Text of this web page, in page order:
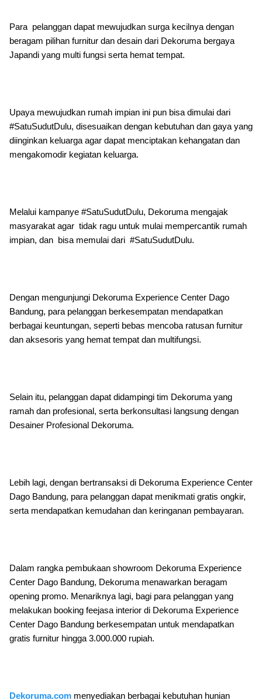
Para pelanggan dapat mewujudkan surga kecilnya dengan
beragam pilihan furnitur dan desain dari Dekoruma bergaya
Japandi yang multi fungsi serta hemat tempat.
Upaya mewujudkan rumah impian ini pun bisa dimulai dari
#SatuSudutDulu, disesuaikan dengan kebutuhan dan gaya yang
diinginkan keluarga agar dapat menciptakan kehangatan dan
mengakomodir kegiatan keluarga.
Melalui kampanye #SatuSudutDulu, Dekoruma mengajak
masyarakat agar tidak ragu untuk mulai mempercantik rumah
impian, dan bisa memulai dari #SatuSudutDulu.
Dengan mengunjungi Dekoruma Experience Center Dago
Bandung, para pelanggan berkesempatan mendapatkan
berbagai keuntungan, seperti bebas mencoba ratusan furnitur
dan aksesoris yang hemat tempat dan multifungsi.
Selain itu, pelanggan dapat didampingi tim Dekoruma yang
ramah dan profesional, serta berkonsultasi langsung dengan
Desainer Profesional Dekoruma.
Lebih lagi, dengan bertransaksi di Dekoruma Experience Center
Dago Bandung, para pelanggan dapat menikmati gratis ongkir,
serta mendapatkan kemudahan dan keringanan pembayaran.
Dalam rangka pembukaan showroom Dekoruma Experience
Center Dago Bandung, Dekoruma menawarkan beragam
opening promo. Menariknya lagi, bagi para pelanggan yang
melakukan booking feejasa interior di Dekoruma Experience
Center Dago Bandung berkesempatan untuk mendapatkan
gratis furnitur hingga 3.000.000 rupiah.
Dekoruma.com menyediakan berbagai kebutuhan hunian